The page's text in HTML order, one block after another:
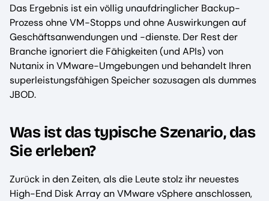
Das Ergebnis ist ein völlig unaufdringlicher Backup-
Prozess ohne VM-Stopps und ohne Auswirkungen auf
Geschäftsanwendungen und -dienste. Der Rest der
Branche ignoriert die Fähigkeiten (und APIs) von
Nutanix in VMware-Umgebungen und behandelt Ihren
superleistungsfähigen Speicher sozusagen als dummes
JBOD.
Was ist das typische Szenario, das
Sie erleben?
Zurück in den Zeiten, als die Leute stolz ihr neuestes
High-End Disk Array an VMware vSphere anschlossen,